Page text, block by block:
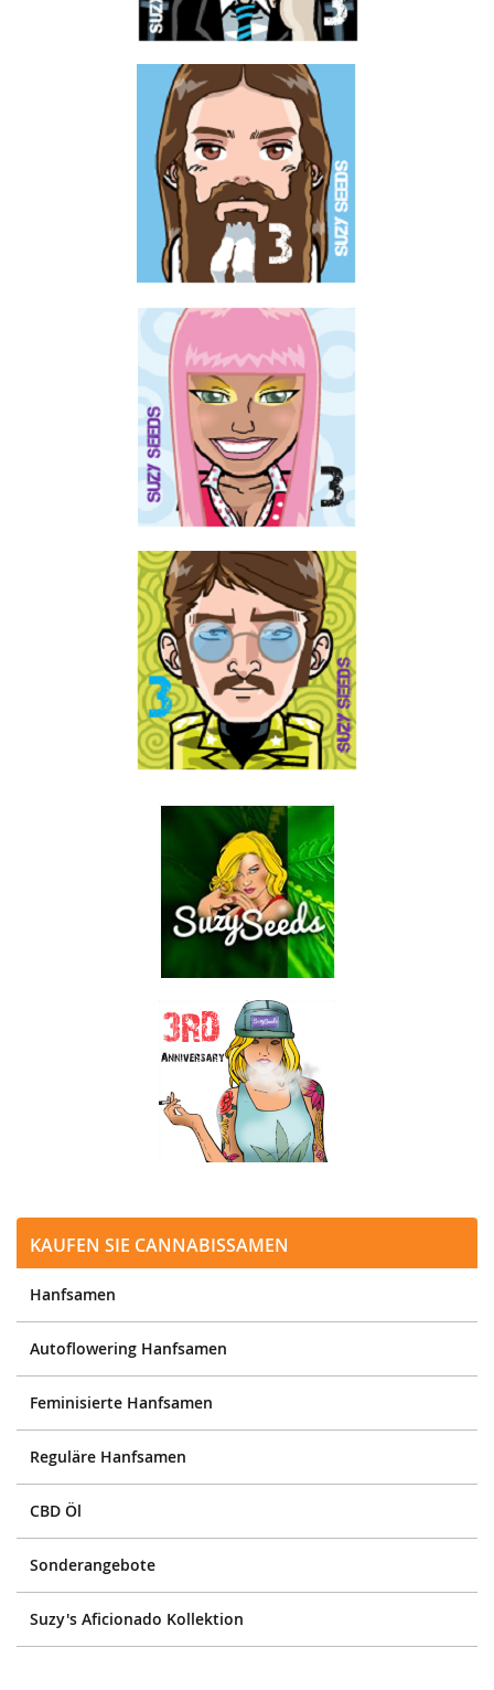
Kaufen Sie Cannabissamen
Hanfsamen
Autoflowering Hanfsamen
Feminisierte Hanfsamen
Reguläre Hanfsamen
CBD Öl
Sonderangebote
Suzy's Aficionado Kollektion